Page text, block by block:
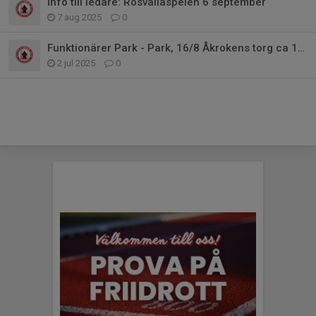
7 aug 2025 0
Funktionärer Park - Park, 16/8 Åkrokens torg ca 15-17
2 jul 2025 0